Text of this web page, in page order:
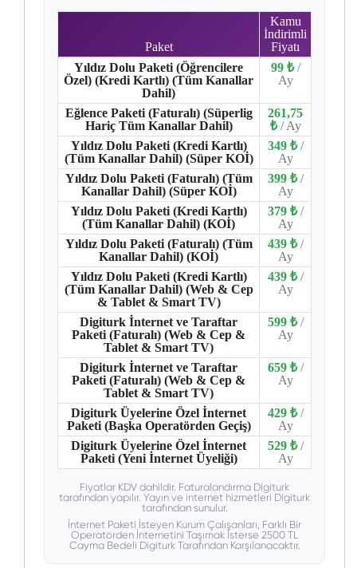
Paket
Kamu
İndirimli
Fiyatı
Yıldız Dolu Paketi (Öğrencilere
Özel) (Kredi Kartlı) (Tüm Kanallar
Dahil)
99 ₺ /
Ay
Eğlence Paketi (Faturalı) (Süperlig
Hariç Tüm Kanallar Dahil)
261,75
₺ / Ay
Yıldız Dolu Paketi (Kredi Kartlı)
(Tüm Kanallar Dahil) (Süper KOİ)
349 ₺ /
Ay
Yıldız Dolu Paketi (Faturalı) (Tüm
Kanallar Dahil) (Süper KOİ)
399 ₺ /
Ay
Yıldız Dolu Paketi (Kredi Kartlı)
(Tüm Kanallar Dahil) (KOİ)
379 ₺ /
Ay
Yıldız Dolu Paketi (Faturalı) (Tüm
Kanallar Dahil) (KOİ)
439 ₺ /
Ay
Yıldız Dolu Paketi (Kredi Kartlı)
(Tüm Kanallar Dahil) (Web & Cep
& Tablet & Smart TV)
439 ₺ /
Ay
Digiturk İnternet ve Taraftar
Paketi (Faturalı) (Web & Cep &
Tablet & Smart TV)
599 ₺ /
Ay
Digiturk İnternet ve Taraftar
Paketi (Faturalı) (Web & Cep &
Tablet & Smart TV)
659 ₺ /
Ay
Digiturk Üyelerine Özel İnternet
Paketi (Başka Operatörden Geçiş)
429 ₺ /
Ay
Digiturk Üyelerine Özel İnternet
Paketi (Yeni İnternet Üyeliği)
529 ₺ /
Ay
Fiyatlar KDV dahildir. Faturalandırma Digiturk
tarafından yapılır. Yayın ve internet hizmetleri Digiturk
tarafından sunulur.
İnternet Paketi İsteyen Kurum Çalışanları, Farklı Bir
Operatörden İnternetini Taşımak İsterse 2500 TL
Cayma Bedeli Digiturk Tarafından Karşılanacaktır.